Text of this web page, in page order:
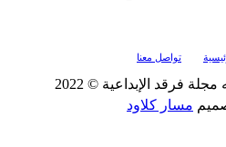
تواصل معنا
مجلة فرقد الإبداعية © 2022
مسار كلاود